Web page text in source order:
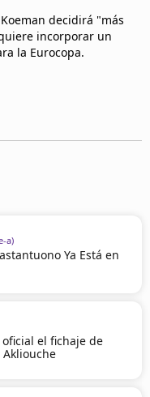
decidirá "más
incorporar un
la Eurocopa.
a)
Ya Está en
oficial el fichaje de